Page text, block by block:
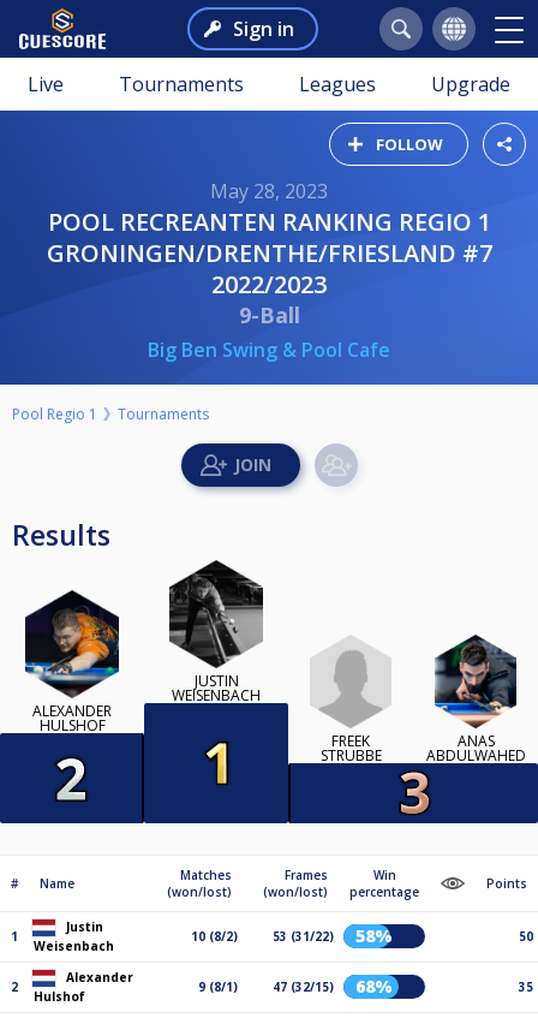
Sign in
Live Tournaments Leagues Upgrade
FOLLOW
May 28, 2023
POOL RECREANTEN RANKING REGIO 1
GRONINGEN/DRENTHE/FRIESLAND #7
2022/2023
9-Ball
Big Ben Swing & Pool Cafe
Pool Regio 1 Tournaments
Results
ALEXANDER
HULSHOF
JUSTIN
WEISENBACH
FREEK
STRUBBE
ANAS
ABDULWAHED
# Name
Matches
(won/lost)
Frames
(won/lost)
Win
percentage
Points
1
Justin
Weisenbach
10 (8/2) 53 (31/22) 58% 50
2
Alexander
Hulshof
9 (8/1) 47 (32/15) 68% 35